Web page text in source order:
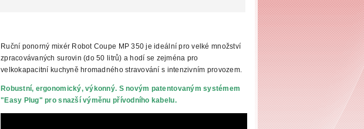
Ruční ponorný mixér Robot Coupe MP 350 je ideální pro velké množství
zpracovávaných surovin (do 50 litrů) a hodí se zejména pro
velkokapacitní kuchyně hromadného stravování s intenzivním provozem.
Robustní, ergonomický, výkonný. S novým patentovaným systémem
"Easy Plug" pro snazšívýměnu přívodního kabelu.